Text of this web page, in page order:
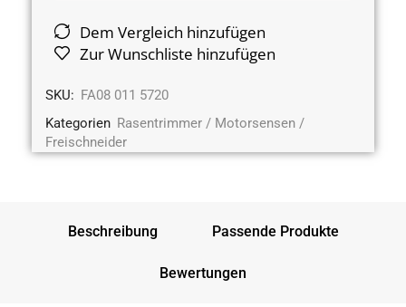
Dem Vergleich hinzufügen
Zur Wunschliste hinzufügen
SKU: FA08 011 5720
Kategorien Rasentrimmer / Motorsensen /
Freischneider
Beschreibung Passende Produkte
Bewertungen